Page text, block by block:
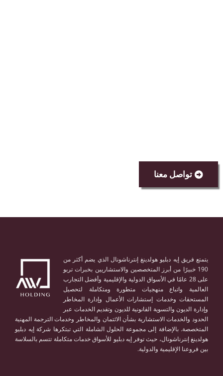
تواصل معنا
يتمتع فريق إيه دبليو هولدينغ إنترناشونال الذي يضم أكثر من
190 خبيرًا من أبرز المتخصصين والاستشاريين بخبرات تربو
على 28 عامًا في الأسواق الدولية والإقليمية وأفضل التجارب
العالمية واتباع منهجيات متطورة ومتكاملة لتحصيل
المستحقات وخدمات إستشارات الأعمال وإدارة المخاطر
وإدارة الديون والتسوية القانونية للديون وتقديم الخدمات عبر
الحدود والخدمات الاستشارية بشأن الائتمان والمخاطر وخدمات الترجمة المهنية
المتخصصة. بالإضافة إلى مجموعة الحلول الشاملة التي تبتكرها شركة إيه دبليو
هولدينغ إنترناشونال، حيث توفر إيه دبليو للأسواق خدمات متكاملة تتسم بالسلاسة
بين فروعنا الإقليمية والدولية.